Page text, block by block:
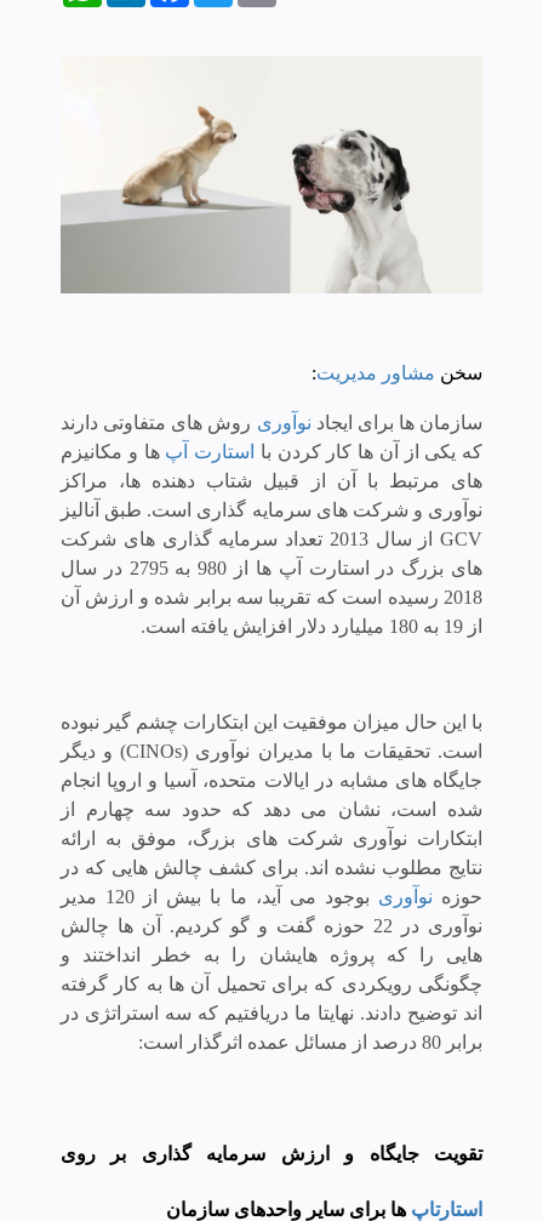
سخن مشاور مدیریت:
سازمان ها برای ایجاد نوآوری روش های متفاوتی دارند
که یکی از آن ها کار کردن با
استارت آپ ها و مکانیزم
های مرتبط با آن از قبیل شتاب دهنده ها، مراکز
نوآوری و شرکت های سرمایه گذاری است. طبق آنالیز
GCV از سال 2013 تعداد سرمایه گذاری های شرکت
های بزرگ در استارت آپ ها از 980 به 2795 در سال
2018 رسیده است که تقریبا سه برابر شده و ارزش آن
از 19 به 180 میلیارد دلار افزایش یافته است.
با این حال میزان موفقیت این ابتکارات چشم گیر نبوده
است. تحقیقات ما با مدیران نوآوری (CINOs) و دیگر
جایگاه های مشابه در ایالات متحده، آسیا و اروپا انجام
شده است، نشان می دهد که حدود سه چهارم از
ابتکارات نوآوری شرکت های بزرگ، موفق به ارائه
نتایج مطلوب نشده اند. برای کشف چالش هایی که در
حوزه نوآوری
بوجود می آید، ما با بیش از 120 مدیر
نوآوری در 22 حوزه گفت و گو کردیم. آن ها چالش
هایی را که پروژه هایشان را به خطر انداختند و
چگونگی رویکردی که برای تحمیل آن ها به کار گرفته
اند توضیح دادند. نهایتا ما دریافتیم که سه استراتژی در
برابر 80 درصد از مسائل عمده اثرگذار است:
تقویت جایگاه و ارزش سرمایه گذاری بر روی
استارتاپ ها برای سایر واحدهای سازمان